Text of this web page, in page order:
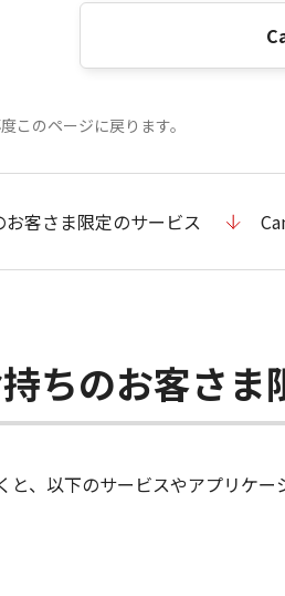
このページに戻ります。
客さま限定のサービス
ちのお客さま
と、以下のサービスやアプリケー